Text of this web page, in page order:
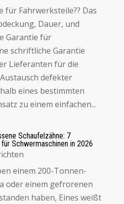
für Fahrwerksteile?? Das
Dauer, und
Garantie für
schriftliche Garantie
Lieferanten für die
defekter
eines bestimmten
zu einem einfachen...
Schaufelzähne: 7
Schwermaschinen in 2026
einem 200-Tonnen-
oder einem gefrorenen
haben, Eines weißt